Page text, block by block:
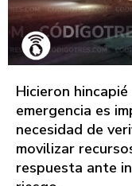
Hicieron
emergencia es
necesidad de
movilizar
respuesta ante